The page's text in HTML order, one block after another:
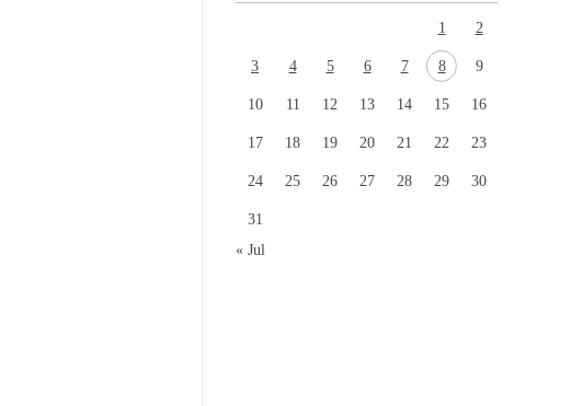
1 2
3 4 5 6 7 8 9
10 11 12 13 14 15 16
17 18 19 20 21 22 23
24 25 26 27 28 29 30
31
« Jul